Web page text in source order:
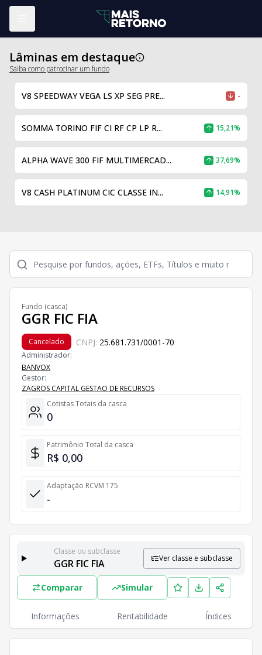
Lâminas em destaque
Saiba como patrocinar um fundo
V8 SPEEDWAY VEGA LS XP SEG PRE... -
SOMMA TORINO FIF CI RF CP LP R... 15,21%
ALPHA WAVE 300 FIF MULTIMERCAD... 37,69%
V8 CASH PLATINUM CIC CLASSE IN... 14,91%
Fundo (casca)
GGR FIC FIA
Cancelado CNPJ: 25.681.731/0001-70
Administrador:
BANVOX
Gestor:
ZAGROS CAPITAL GESTAO DE RECURSOS
Cotistas Totais da casca
0
Patrimônio Total da casca
R$ 0,00
Adaptação RCVM 175
-
Classes e Subclasses do Fundo
Lista completa de classes e subclasses disponíveis,
Classe
R$ 0,00 0
Classe ou subclasse
GGR FIC FIA Ver classe e subclasse
Comparar Simular
Informações Rentabilidade Índices